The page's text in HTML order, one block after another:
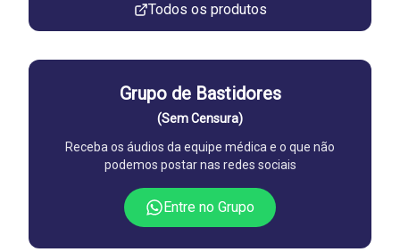
Todos os produtos
Grupo de Bastidores
(Sem Censura)
Receba os áudios da equipe médica e o que não
podemos postar nas redes sociais
Entre no Grupo